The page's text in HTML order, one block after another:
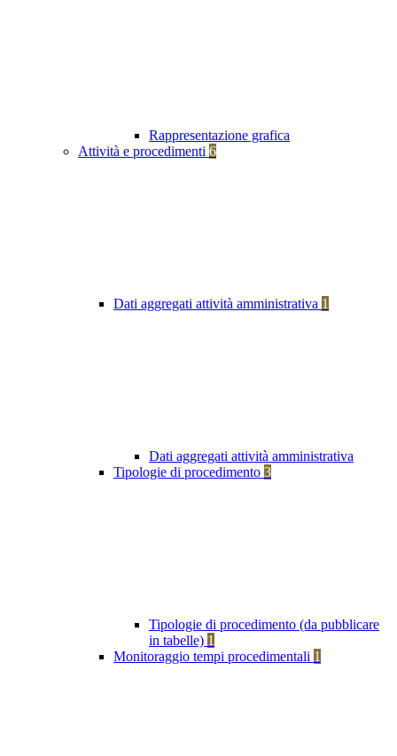
Rappresentazione grafica
Attività e procedimenti 6
Dati aggregati attività amministrativa 1
Dati aggregati attività amministrativa
Tipologie di procedimento 3
Tipologie di procedimento (da pubblicare
in tabelle) 1
Monitoraggio tempi procedimentali 1